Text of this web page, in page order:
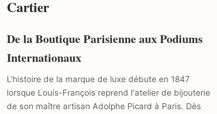
Cartier
De la Boutique Parisienne aux Podiums
Internationaux
L'histoire de la marque de luxe débute en 1847
lorsque Louis-François reprend l'atelier de bijouterie
de son maître artisan Adolphe Picard à Paris. Dès